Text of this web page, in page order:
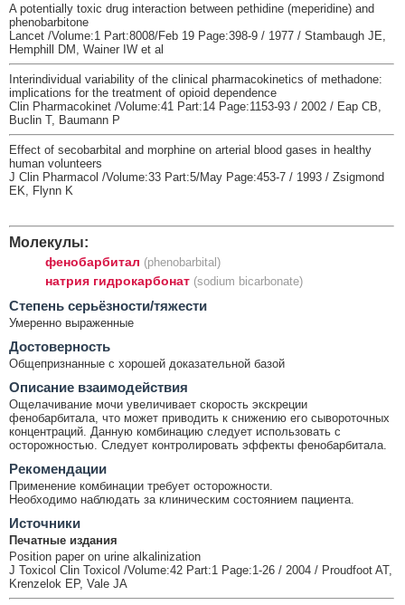
A potentially toxic drug interaction between pethidine (meperidine) and
phenobarbitone
Lancet /Volume:1 Part:8008/Feb 19 Page:398-9 / 1977 / Stambaugh JE,
Hemphill DM, Wainer IW et al
Interindividual variability of the clinical pharmacokinetics of methadone:
implications for the treatment of opioid dependence
Clin Pharmacokinet /Volume:41 Part:14 Page:1153-93 / 2002 / Eap CB,
Buclin T, Baumann P
Effect of secobarbital and morphine on arterial blood gases in healthy
human volunteers
J Clin Pharmacol /Volume:33 Part:5/May Page:453-7 / 1993 / Zsigmond
EK, Flynn K
Молекулы:
фенобарбитал (phenobarbital)
натрия гидрокарбонат (sodium bicarbonate)
Cтепень серьёзности/тяжести
Умеренно выраженные
Достоверность
Общепризнанные с хорошей доказательной базой
Описание взаимодействия
Ощелачивание мочи увеличивает скорость экскреции
фенобарбитала, что может приводить к снижению его сывороточных
концентраций. Данную комбинацию следует использовать с
осторожностью. Следует контролировать эффекты фенобарбитала.
Рекомендации
Применение комбинации требует осторожности.
Необходимо наблюдать за клиническим состоянием пациента.
Источники
Печатные издания
Position paper on urine alkalinization
J Toxicol Clin Toxicol /Volume:42 Part:1 Page:1-26 / 2004 / Proudfoot AT,
Krenzelok EP, Vale JA